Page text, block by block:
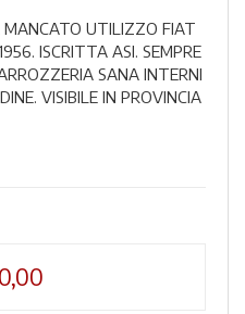
MANCATO UTILIZZO FIAT
ISCRITTA ASI. SEMPRE
SANA INTERNI
VISIBILE IN PROVINCIA